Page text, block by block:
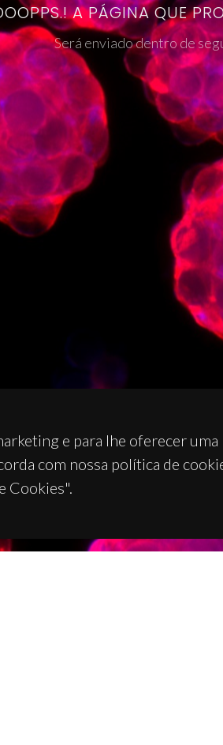
A PÁGINA QUE
Será enviado dentro de
e para lhe oferecer
com nossa política de
Cookies".